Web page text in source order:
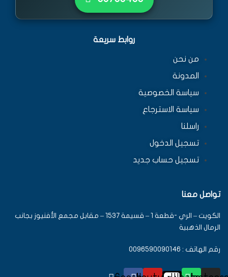
روابط سريعة
من نحن
المدونة
سياسة الخصوصية
سياسة الاسترجاع
راسلنا
تسجيل الدخول
تسجيل حساب جديد
تواصل معنا
الكويت – الري -قطعة 1 – قسيمة 1537 – مقابل مجمع الأفنيوز بجانب
الرمال الذهبية
رقم الهاتف : 0096590090146